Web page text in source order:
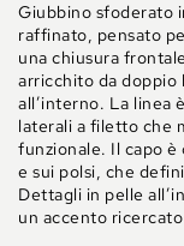
Giubbino sfoderato
raffinato, pensato
una chiusura
arricchito da doppio
all’interno. La linea
laterali a filetto che
funzionale. Il capo
e sui polsi, che
Dettagli in pelle
un accento